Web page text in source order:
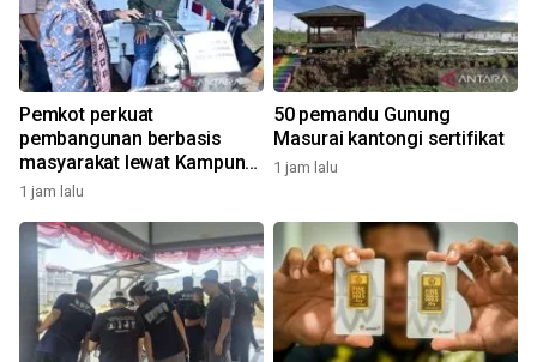
Pemkot perkuat
pembangunan berbasis
masyarakat lewat Kampung
Bahagia
1 jam lalu
50 pemandu Gunung
Masurai kantongi sertifikat
1 jam lalu